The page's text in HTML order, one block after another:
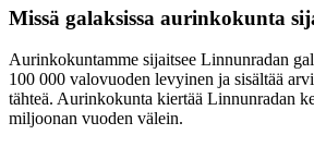
Missä galaksissa aurinkokunta
Aurinkokuntamme sijaitsee Linnunradan
100 000 valovuoden levyinen ja sisältää
tähteä. Aurinkokunta kiertää Linnunradan
miljoonan vuoden välein.